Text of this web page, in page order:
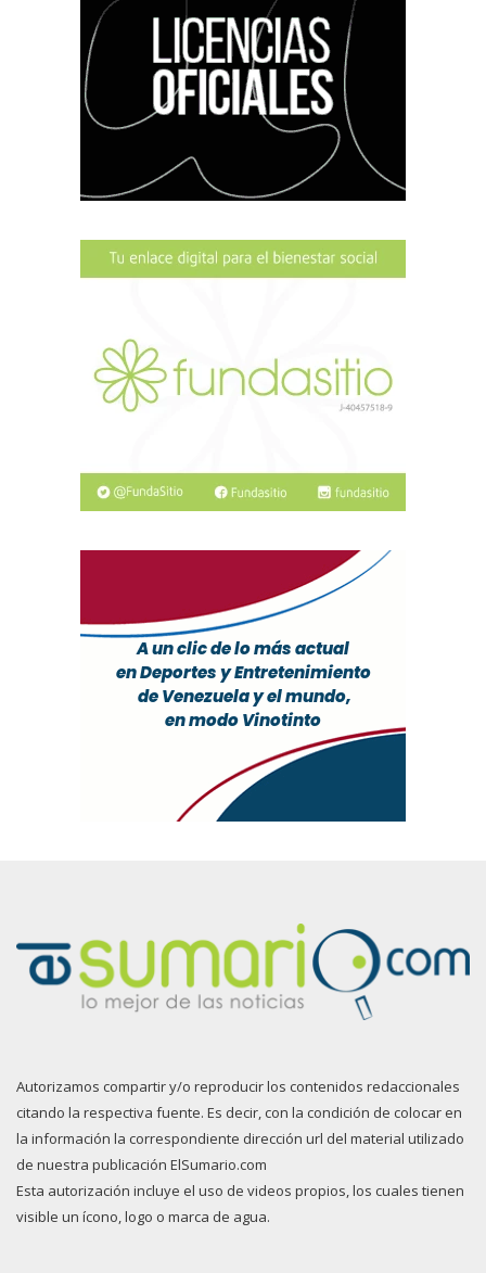
Autorizamos compartir y/o reproducir los contenidos redaccionales
citando la respectiva fuente. Es decir, con la condición de colocar en
la información la correspondiente dirección url del material utilizado
de nuestra publicación ElSumario.com
Esta autorización incluye el uso de videos propios, los cuales tienen
visible un ícono, logo o marca de agua.